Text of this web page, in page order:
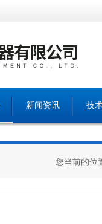
新闻资讯 技
您当前的位